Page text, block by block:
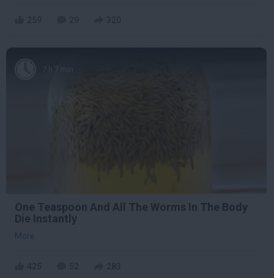
One Teaspoon And All The Worms In The Body
Die Instantly
More